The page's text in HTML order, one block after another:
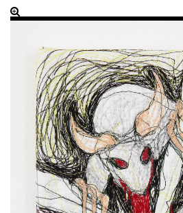
2022
2020
alphabetically
PUBLICATIONS
ABOUT US
VISIT
MEMBERSHIP